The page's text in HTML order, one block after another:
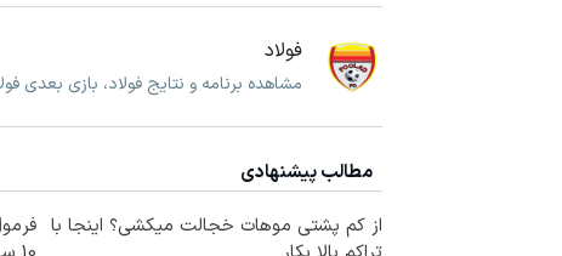
فولاد
مشاهده برنامه و نتایج فولاد، بازی بعدی
مطالب پیشنهادی
از کم پشتی موهات خجالت میکشی؟ اینجا با